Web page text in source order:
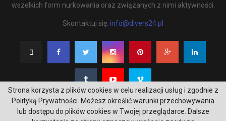
wszelkich form nurkowania oraz związanych z nimi aktywności.
Skontaktuj się: info@divers24.pl
Strona korzysta z plików cookies w celu realizacji usług i zgodnie z
Polityką Prywatności. Możesz określić warunki przechowywania
lub dostępu do plików cookies w Twojej przeglądarce. Dalsze